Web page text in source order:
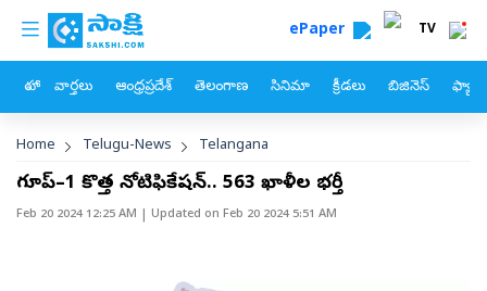
Skip to main content
custom menu ePaper TV
హోం వార్తలు ఆంధ్రప్రదేశ్ తెలంగాణ సినిమా క్రీడలు బిజినెస్
Breadcrumb
Home Telugu-News Telangana
గ్రూప్‌–1 కొత్త నోటిఫికేషన్‌.. 563 ఖాళీల భర్తీ
Feb 20 2024 12:25 AM | Updated on Feb 20 2024 5:51 AM